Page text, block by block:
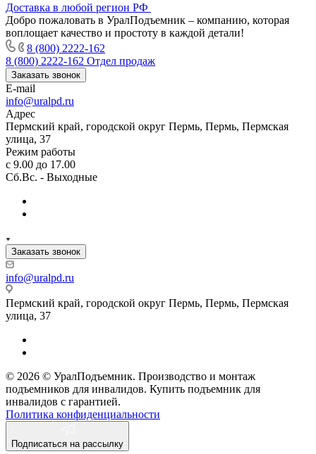
Доставка в любой регион РФ
Добро пожаловать в УралПодъемник – компанию, которая
воплощает качество и простоту в каждой детали!
8 (800) 2222-162
8 (800) 2222-162 Отдел продаж
Заказать звонок
E-mail
info@uralpd.ru
Адрес
Пермский край, городской округ Пермь, Пермь, Пермская
улица, 37
Режим работы
с 9.00 до 17.00
Сб.Вс. - Выходные
Заказать звонок
info@uralpd.ru
Пермский край, городской округ Пермь, Пермь, Пермская
улица, 37
© 2026 © УралПодъемник. Производство и монтаж
подъемников для инвалидов. Купить подъемник для
инвалидов с гарантией.
Политика конфиденциальности
Подписаться на рассылку